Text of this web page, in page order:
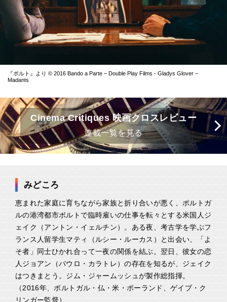
『ポルト』より © 2016 Bando a Parte – Double Play Films - Gladys Glover –
Madants
Cinema Critiques 映画クロスレビュー
連載一覧を見る
みどころ
恵まれた家庭に育ちながら家族と折り合いが悪く、ポルトガ
ルの港湾都市ポルトで臨時雇いの仕事を転々とする米国人ジ
ェイク（アントン・イェルチン）。ある夜、考古学を学ぶフ
ランス人留学生マティ（ルシー・ルーカス）と出会い、「よ
そ者」同士ひかれ合って一夜の関係を結ぶ。翌日、彼女の恋
人ジョアン（パウロ・カラトレ）の存在を知るが、ジェイク
はつきまとう。ジム・ジャームッシュが製作総指揮。
（2016年、ポルトガル・仏・米・ポーランド、ゲイブ・ク
リンガー監督）